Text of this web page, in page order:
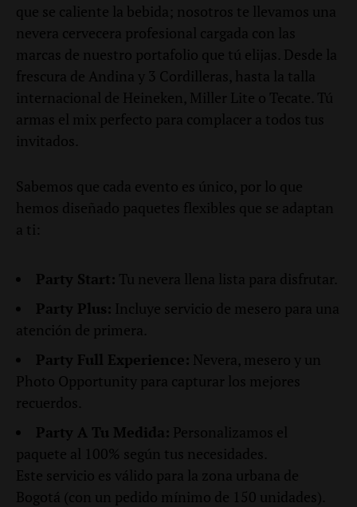
que se caliente la bebida; nosotros te llevamos una
nevera cervecera profesional cargada con las
marcas de nuestro portafolio que tú elijas. Desde la
frescura de Andina y 3 Cordilleras, hasta la talla
internacional de Heineken, Miller Lite o Tecate. Tú
armas el mix perfecto para complacer a todos tus
invitados.
Sabemos que cada evento es único, por lo que
hemos diseñado paquetes flexibles que se adaptan
a ti:
Party Start: Tu nevera llena lista para disfrutar.
Party Plus: Incluye servicio de mesero para una
atención de primera.
Party Full Experience: Nevera, mesero y un
Photo Opportunity para capturar los mejores
recuerdos.
Party A Tu Medida: Personalizamos el
paquete al 100% según tus necesidades.
Este servicio es válido para la zona urbana de
Bogotá (con un pedido mínimo de 150 unidades).